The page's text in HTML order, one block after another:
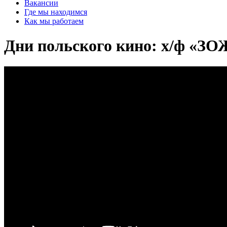
Вакансии
Где мы находимся
Как мы работаем
Дни польского кино: х/ф